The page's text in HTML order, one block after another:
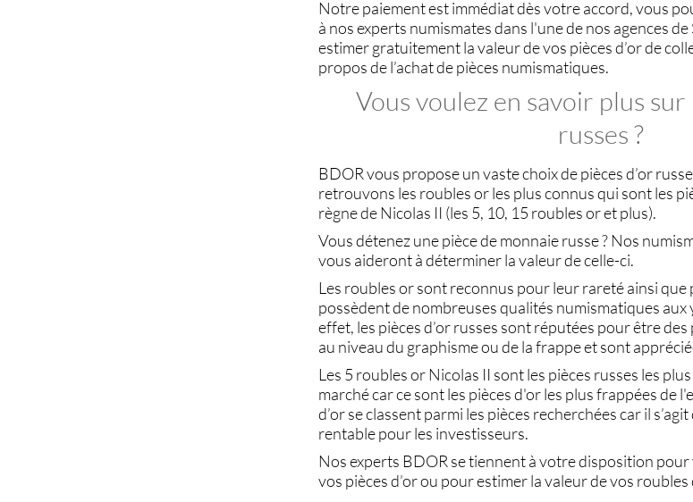
Notre paiement est immédiat dès votre accord, vous
à nos experts numismatesdans l'une de nos agences de
estimer gratuitement lavaleur de vos pièces d’or de
propos de l’achat de pièces numismatiques.
Vous voulez en savoir plus sur
russes ?
BDORvous propose un vaste choix depièces d’or
retrouvons les roubles orles plus connus qui sont les
règne de Nicolas II (les 5, 10, 15 roubles oret plus).
Vous détenez unepièce de monnaie russe? Nos
vous aideront à déterminer la valeur de celle-ci.
Les roubles orsont reconnus pour leur rareté ainsi
possèdent de nombreuses qualités numismatiques aux
effet, les pièces d’or russes sont réputées pour être des
au niveau du graphisme ou de la frappe et sont
Les 5 roubles orNicolas II sont les pièces russes les
marché car ce sont les pièces d'orles plus frappées de
d’orse classent parmi les pièces recherchées car il
rentable pour les investisseurs.
Nos experts BDOR se tiennent à votre disposition pour
vos pièces d’orou pour estimer la valeur de vos roubles